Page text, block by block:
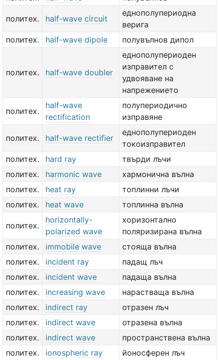
политех. half-wave circuit
еднополупериодна
верига
политех.
half-wave dipole полувълнов дипол
политех. half-wave doubler
еднополупериоден
изправител с
удвояване на
напрежението
политех.
half-wave
rectification
полупериодично
изправяне
политех. half-wave rectifier
еднополупериоден
токоизправител
политех.
hard ray
твърди лъчи
политех.
harmonic wave
хармонична вълна
политех.
heat ray
топлинни лъчи
политех.
heat wave топлинна вълна
политех.
horizontally-
polarized wave
хоризонтално
поляризирана вълна
политех.
immobile wave
стояща вълна
политех.
incident ray
падащ лъч
политех.
incident wave
падаща вълна
политех.
increasing wave
нарастваща вълна
политех.
indirect ray
отразен лъч
политех.
indirect wave
отразена вълна
политех.
indirect wave
пространствена вълна
политех.
ionospheric ray
йоносферен лъч